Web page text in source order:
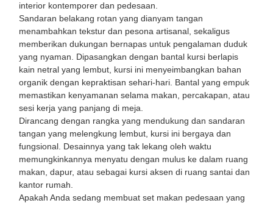
interior kontemporer dan pedesaan.
Sandaran belakang rotan yang dianyam tangan
menambahkan tekstur dan pesona artisanal, sekaligus
memberikan dukungan bernapas untuk pengalaman duduk
yang nyaman. Dipasangkan dengan bantal kursi berlapis
kain netral yang lembut, kursi ini menyeimbangkan bahan
organik dengan kepraktisan sehari-hari. Bantal yang empuk
memastikan kenyamanan selama makan, percakapan, atau
sesi kerja yang panjang di meja.
Dirancang dengan rangka yang mendukung dan sandaran
tangan yang melengkung lembut, kursi ini bergaya dan
fungsional. Desainnya yang tak lekang oleh waktu
memungkinkannya menyatu dengan mulus ke dalam ruang
makan, dapur, atau sebagai kursi aksen di ruang santai dan
kantor rumah.
Apakah Anda sedang membuat set makan pedesaan yang